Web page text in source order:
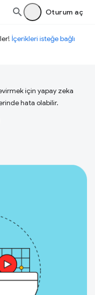
Oturum aç
İçerikleri isteğe bağlı
için yapay zeka
hata olabilir.